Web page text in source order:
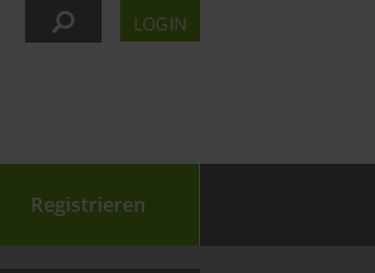
LOGIN
Registrieren